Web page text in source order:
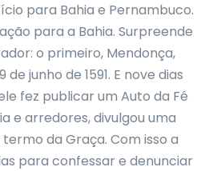
para Bahia e Pernambuco.
para a Bahia. Surpreende
o primeiro, Mendonça,
junho de 1591. E nove dias
fez publicar um Auto da Fé
e arredores, divulgou uma
da Graça. Com isso a
para confessar e denunciar